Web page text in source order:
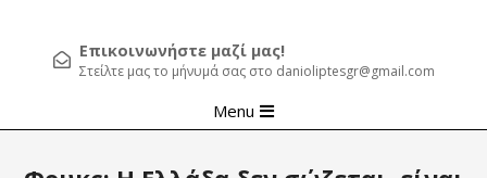
Επικοινωνήστε μαζί μας!
Στείλτε μας το μήνυμά σας στο danioliptesgr@gmail.com
Navigation
Menu